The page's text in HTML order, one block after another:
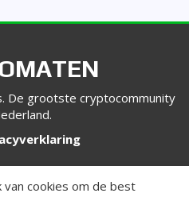
De grootste cryptocommunity
ONScookies om de best